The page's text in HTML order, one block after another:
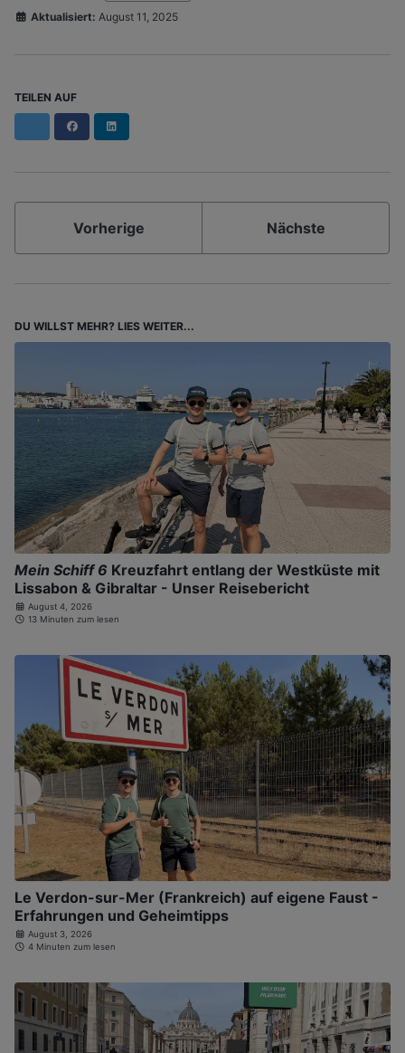
Aktualisiert: August 11, 2025
TEILEN AUF
Facebook
Vorherige Nächste
DU WILLST MEHR? LIES WEITER...
Mein Schiff 6 Kreuzfahrt entlang der Westküste mit
Lissabon & Gibraltar - Unser Reisebericht
August 4, 2026
13 Minuten zum lesen
Le Verdon-sur-Mer (Frankreich) auf eigene Faust -
Erfahrungen und Geheimtipps
August 3, 2026
4 Minuten zum lesen